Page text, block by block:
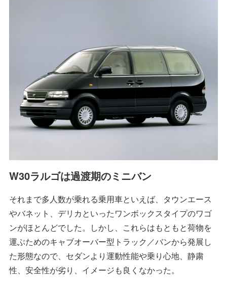
W30ラルゴは過渡期のミニバン
それまで多人数が乗れる乗用車といえば、タウンエース
やバネット、デリカといったワンボックスタイプのワゴ
ンがほとんどでした。しかし、これらはもともと荷物を
運ぶためのキャブオーバー型トラック／バンから発展し
た形態なので、セダンより運動性能や乗り心地、静粛
性、安全性が劣り、イメージも良くなかった。